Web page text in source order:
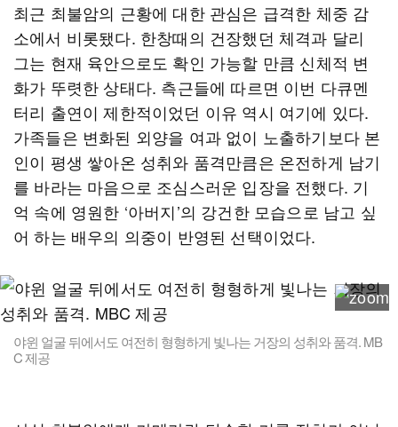
최근 최불암의 근황에 대한 관심은 급격한 체중 감
소에서 비롯됐다. 한창때의 건장했던 체격과 달리
그는 현재 육안으로도 확인 가능할 만큼 신체적 변
화가 뚜렷한 상태다. 측근들에 따르면 이번 다큐멘
터리 출연이 제한적이었던 이유 역시 여기에 있다.
가족들은 변화된 외양을 여과 없이 노출하기보다 본
인이 평생 쌓아온 성취와 품격만큼은 온전하게 남기
를 바라는 마음으로 조심스러운 입장을 전했다. 기
억 속에 영원한 ‘아버지’의 강건한 모습으로 남고 싶
어 하는 배우의 의중이 반영된 선택이었다.
야윈 얼굴 뒤에서도 여전히 형형하게 빛나는 거장의 성취와 품격. MB
C 제공